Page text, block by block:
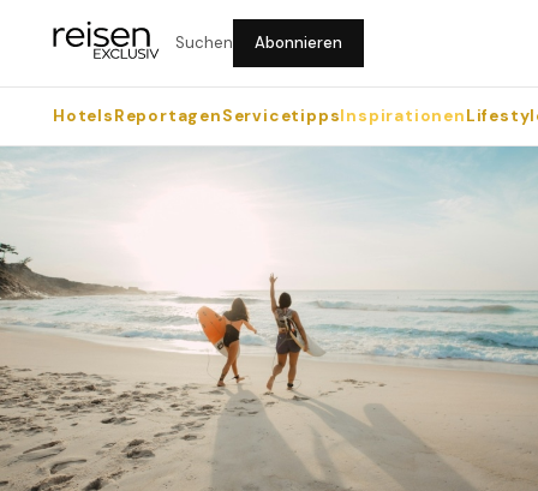
Suchen Abonnieren
HotelsReportagenServicetippsInspirationen